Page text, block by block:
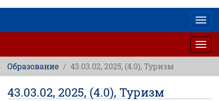
Образование 43.03.02, 2025, (4.0), Туризм
43.03.02, 2025, (4.0), Туризм